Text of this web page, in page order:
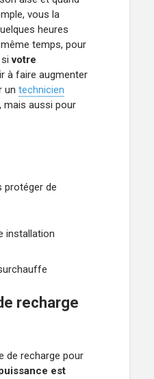
vous la
heures
temps, pour
sivotre
à faire augmenter
un technicien
mais aussi pour
protéger de
installation
recharge
de recharge pour
est